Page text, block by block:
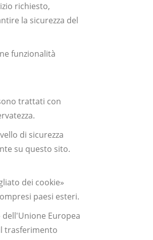
richiesto,
la sicurezza del
funzionalità
trattati con
di sicurezza
su questo sito.
dei cookie»
paesi esteri.
Europea
trasferimento